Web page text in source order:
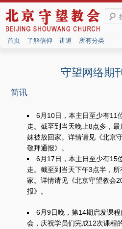
搜索
首页 了解信仰 讲道 所有分类
守望网络期
简讯
6月10日，本主日至少有11
走。截至到当天晚上8点多，
妹被放回家。详情请见《北京
敬拜通报》。
6月17日，本主日至少有15
走。截至到当天下午3点半，
家。详情请见《北京守望教会
报》。
6月9日晚，第14期启发课
会，庆祝学员们完成12次课程